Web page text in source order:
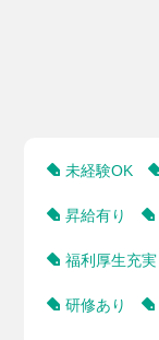
未経験OK
昇給有り
福利厚生充実
研修あり